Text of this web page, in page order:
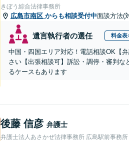
きぼう綜合法律事務所
広島市南区 からも相談受付中面談方法(
遺言執行者の選任 料金表
中国・四国エリア対応！電話相談OK【
さい【出張相談可】訴訟・調停・審判
るケースもあります
後藤 信彦 弁護士
弁護士法人あさかぜ法律事務所 広島駅前事務所